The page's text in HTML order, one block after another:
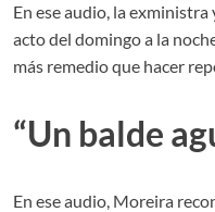
En ese audio, la
acto del domingo a la
más remedio que hacer
“Un balde
En ese audio, Moreira